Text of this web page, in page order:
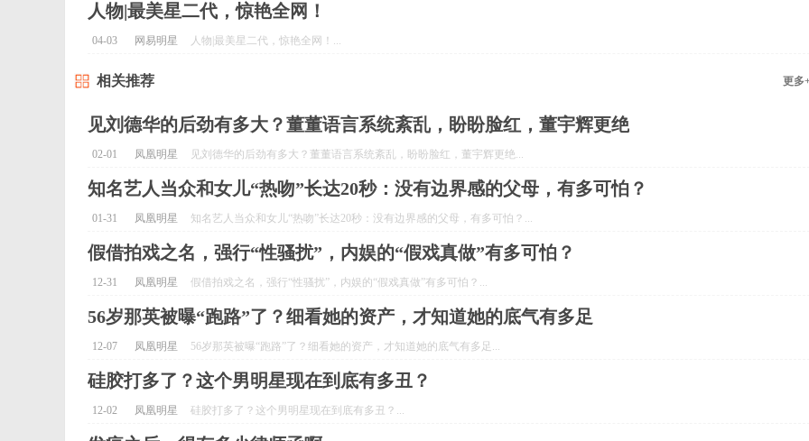
人物|最美星二代，惊艳全网！
04-03 网易明星 人物|最美星二代，惊艳全网！...
相关推荐 更多
见刘德华的后劲有多大？董董语言系统紊乱，盼盼脸红，董宇辉更绝
02-01 凤凰明星 见刘德华的后劲有多大？董董语言系统紊乱，盼盼脸红，董宇辉更绝...
知名艺人当众和女儿“热吻”长达20秒：没有边界感的父母，有多可怕？
01-31 凤凰明星 知名艺人当众和女儿“热吻”长达20秒：没有边界感的父母，有多可怕？...
假借拍戏之名，强行“性骚扰”，内娱的“假戏真做”有多可怕？
12-31 凤凰明星 假借拍戏之名，强行“性骚扰”，内娱的“假戏真做”有多可怕？...
56岁那英被曝“跑路”了？细看她的资产，才知道她的底气有多足
12-07 凤凰明星 56岁那英被曝“跑路”了？细看她的资产，才知道她的底气有多足...
硅胶打多了？这个男明星现在到底有多丑？
12-02 凤凰明星 硅胶打多了？这个男明星现在到底有多丑？...